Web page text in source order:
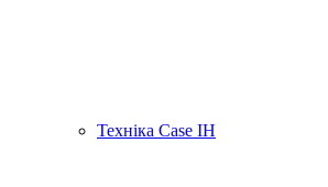
Техніка Case IH